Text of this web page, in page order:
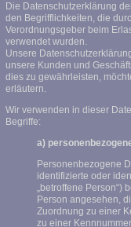
Die Datenschutzerklärung
den Begrifflichkeiten, die
Verordnungsgeber beim
verwendet wurden.
Unsere
unsere Kunden und
dies zu gewährleisten,
erläutern.
Wir verwenden in dieser
Begriffe:
a)
Personenbezogene
identifizierte oder
„betroffene Person“)
Person angesehen,
Zuordnung zu einer
zu einer